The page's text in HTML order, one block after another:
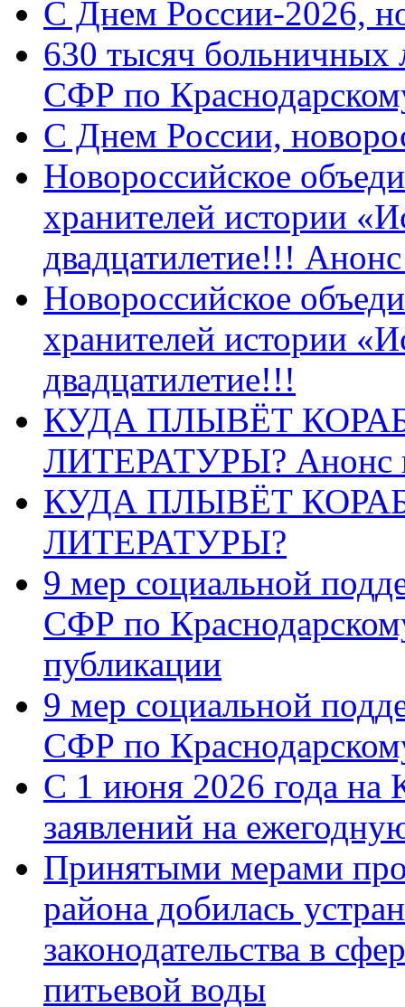
C Днем России-2026,
630 тысяч больничных
СФР по
C Днем России,
Новороссийское
хранителей истории
двадцатилетие!!!
Новороссийское
хранителей истории
двадцатилетие!!!
КУДА ПЛЫВЁТ
ЛИТЕРАТУРЫ? Анонс
КУДА ПЛЫВЁТ
ЛИТЕРАТУРЫ?
9 мер социальной
СФР по
публикации
9 мер социальной
СФР по
С 1 июня 2026 года на
заявлений на
Принятыми мерами
района добилась
законодательства в
питьевой воды